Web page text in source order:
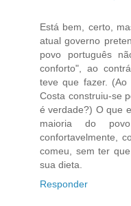
Está bem, certo,
atual governo
povo português
conforto", ao
teve que fazer.
Costa construiu-se
é verdade?) O que
maioria do
confortavelmente,
comeu, sem ter
sua dieta.
Responder